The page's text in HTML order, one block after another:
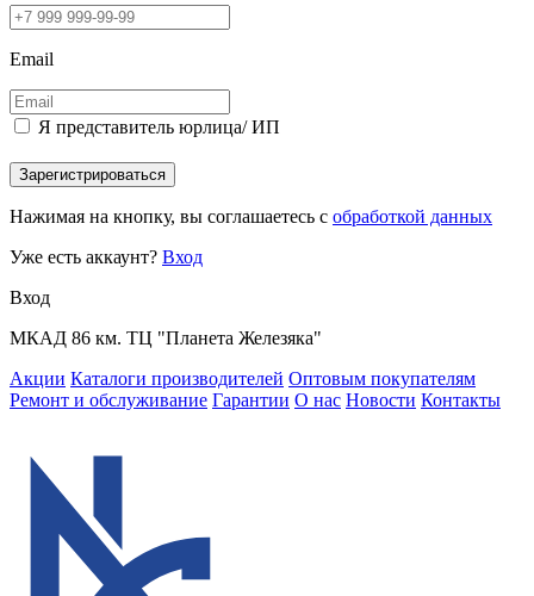
Email
Я представитель юрлица/ ИП
Зарегистрироваться
Нажимая на кнопку, вы соглашаетесь с обработкой данных
Уже есть аккаунт? Вход
Вход
МКАД 86 км. ТЦ "Планета Железяка"
Акции Каталоги производителей Оптовым покупателям
Ремонт и обслуживание Гарантии О нас Новости Контакты